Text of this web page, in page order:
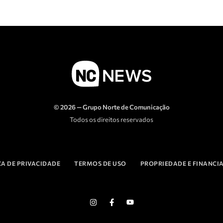
© 2026 — Grupo Norte de Comunicação
Todos os direitos reservados
DE PRIVACIDADE TERMOS DE USO PROPRIEDADE E